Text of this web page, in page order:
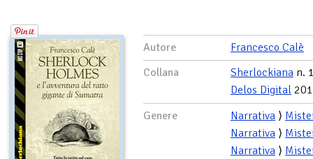
Autore
Francesco Calè
Collana
Sherlockiana n.
Delos Digital
Genere
Narrativa ⟩
Narrativa ⟩
Narrativa ⟩